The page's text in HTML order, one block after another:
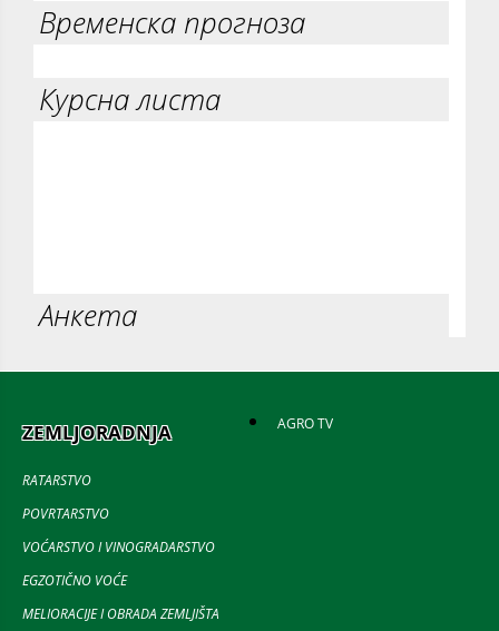
Временска прогноза
Курсна листа
Анкета
ZEMLJORADNJA
RATARSTVO
POVRTARSTVO
VOĆARSTVO I VINOGRADARSTVO
EGZOTIČNO VOĆE
MELIORACIJE I OBRADA ZEMLJIŠTA
AGRO TV